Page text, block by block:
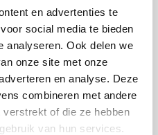
en advertenties te
social media te bieden
analyseren. Ook delen we
onze site met onze
en analyse. Deze
combineren met andere
of die ze hebben
van hun services.